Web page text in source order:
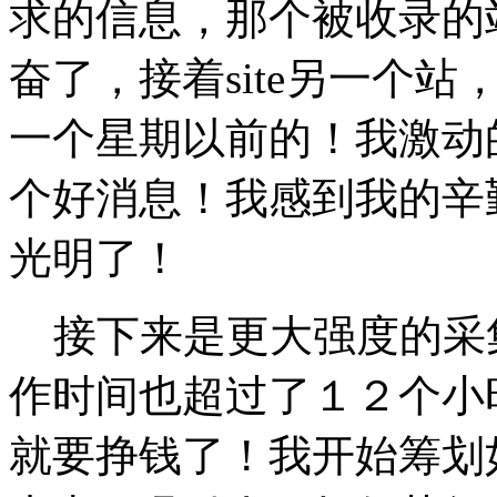
求的信息，那个被收录
奋了，接着site另一个站
一个星期以前的！我激
个好消息！我感到我的
光明了！
接下来是更大强度的采
作时间也超过了１２个
就要挣钱了！我开始筹